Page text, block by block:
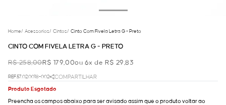
Home/ Acessorios/ Cintos/ Cinto Com Fivela Letra G - Preto
CINTO COM FIVELA LETRA G - PRETO
R$ 258,00R$ 179,00ou 6x de R$ 29,83
REF.57.02.0018-002
COMPARTILHAR
Produto Esgotado
Preencha os campos abaixo para ser avisado assim que o produto voltar ao